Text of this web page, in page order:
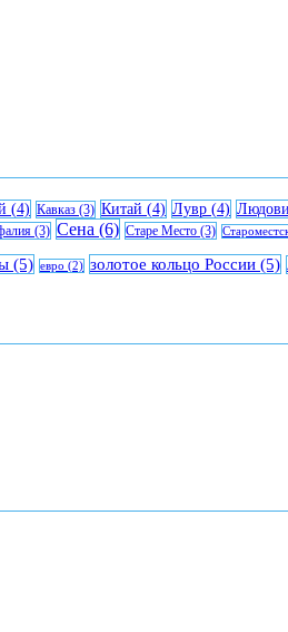
(4) Кавказ (3) Китай (4) Лувр (4)
(3) Сена (6) Старе Место (3)
(5) евро (2) золотое кольцо России (5)